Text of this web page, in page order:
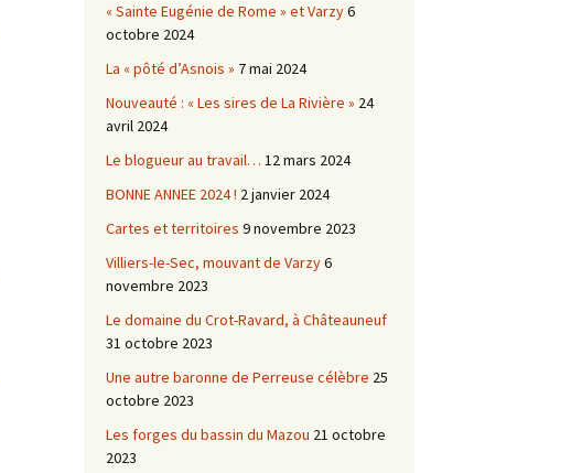
« Sainte Eugénie de Rome » et Varzy6
octobre 2024
La « pôté d’Asnois » 7 mai 2024
Nouveauté : « Les sires de La Rivière » 24
avril 2024
Le blogueur au travail… 12 mars 2024
BONNE ANNEE 2024 ! 2 janvier 2024
Cartes et territoires 9 novembre 2023
Villiers-le-Sec, mouvant de Varzy6
novembre 2023
Le domaine du Crot-Ravard, à Châteauneuf
31 octobre 2023
Une autre baronne de Perreuse célèbre 25
octobre 2023
Les forges du bassin du Mazou 21 octobre
2023